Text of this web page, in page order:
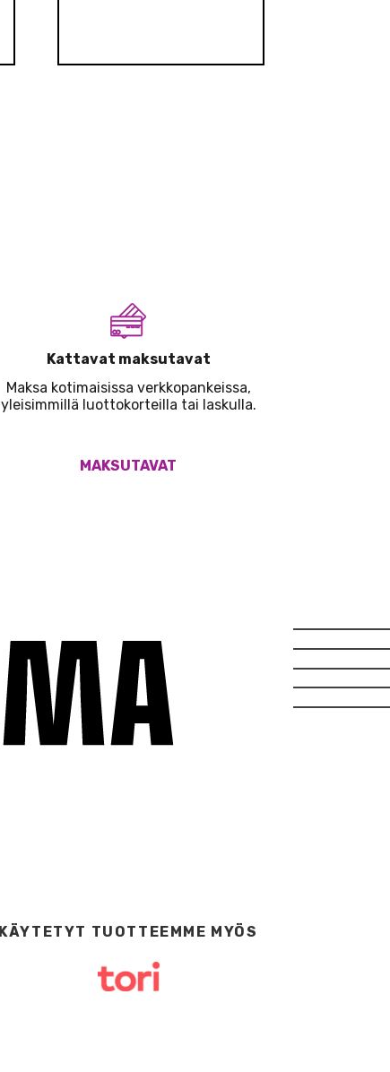
Kattavat maksutavat
Maksa kotimaisissa verkkopankeissa,
yleisimmillä luottokorteilla tai laskulla.
MAKSUTAVAT
KÄYTETYT TUOTTEEMME MYÖS